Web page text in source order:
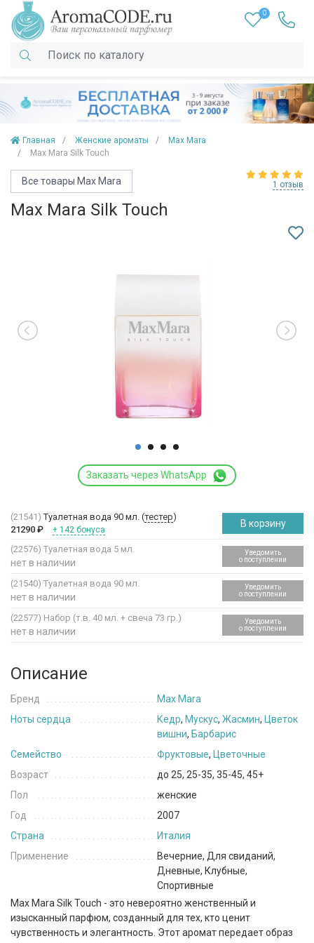
0
Главная Женские ароматы
Max Mara
Max Mara Silk Touch
Все товары Max Mara 1 отзыв
Max Mara Silk Touch
Заказать через WhatsApp
(21541) Туалетная вода 90 мл. (тестер)
21290 ₽ + 142 бонуса
В корзину
(22576) Туалетная вода 5 мл.
нет в наличии
Уведомить
о поступлении
(21540) Туалетная вода 90 мл.
нет в наличии
Уведомить
о поступлении
(22577) Набор (т.в. 40 мл. + свеча 73 гр.)
нет в наличии
Уведомить
о поступлении
Описание
Бренд
Max Mara
Ноты сердца
Кедр, Мускус, Жасмин, Цветок
вишни, Барбарис
Семейство
Фруктовые, Цветочные
Возраст
до 25, 25-35, 35-45, 45+
Пол
женские
Год
2007
Страна
Италия
Применение
Вечерние, Для свиданий,
Дневные, Клубные,
Спортивные
Max Mara Silk Touch - это невероятно женственный и
изысканный парфюм, созданный для тех, кто ценит
чувственность и элегантность. Этот аромат передает образ